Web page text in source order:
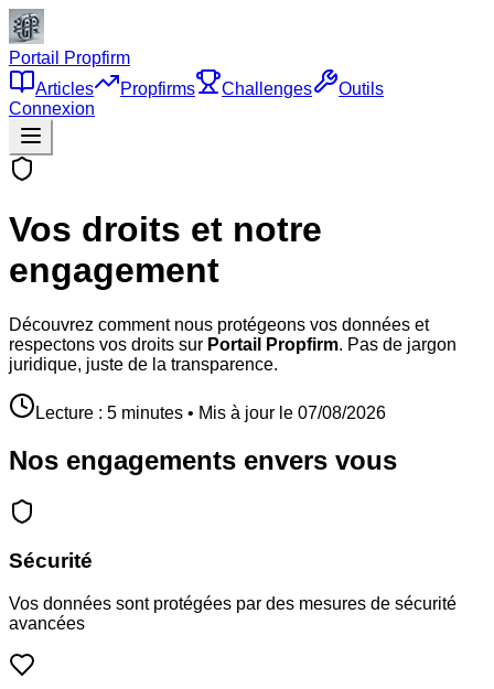
Portail Propfirm
Articles
Propfirms Challenges
Outils
Connexion
Vos droits et notre
engagement
Découvrez comment nous protégeons vos données et
respectons vos droits sur Portail Propfirm. Pas de jargon
juridique, juste de la transparence.
Lecture : 5 minutes • Mis à jour le 07/08/2026
Nos engagements envers vous
Sécurité
Vos données sont protégées par des mesures de sécurité
avancées